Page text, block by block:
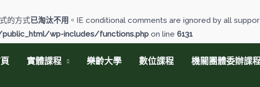
的方式已淘汰不用 。IE conditional comments are ignored by all
wp-includes/functions.php on line 6131
實體課程 樂齡大學 數位課程 機關團體委辦課